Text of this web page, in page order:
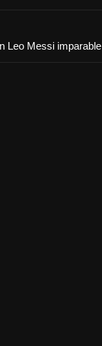
Leo Messi imparable